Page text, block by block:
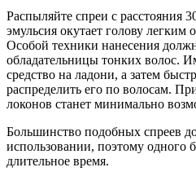
Распыляйте спреи с расстояния
эмульсия окутает голову легким
Особой техники нанесения
обладательницы тонких волос.
средство на ладони, а затем
распределить его по волосам.
локонов станет минимально
Большинство подобных спреев
использовании, поэтому одного
длительное время.